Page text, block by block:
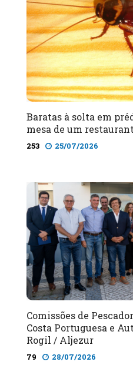
Baratas à solta em
mesa de um
253 25/07/2026
Comissões de
Costa Portuguesa e
Rogil / Aljezur
79 28/07/2026